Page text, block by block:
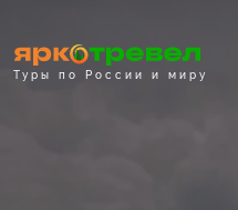
Туры по России и миру